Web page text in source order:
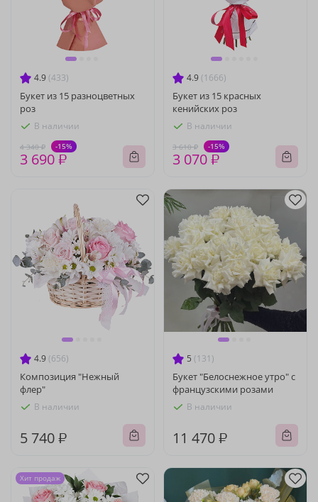
4.9 (433)
Букет из 15 разноцветных
роз
В наличии
4 340 ₽ -15%
3 690 ₽
4.9 (1666)
Букет из 15 красных
кенийских роз
В наличии
3 610 ₽ -15%
3 070 ₽
4.9 (656)
Композиция "Нежный
флер"
В наличии
5 740 ₽
5 (131)
Букет "Белоснежное утро" с
французскими розами
В наличии
11 470 ₽
Хит продаж